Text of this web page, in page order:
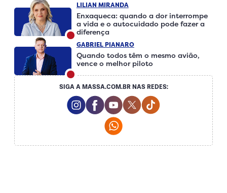
LILIAN MIRANDA
Enxaqueca: quando a dor interrompe
a vida e o autocuidado pode fazer a
diferença
GABRIEL PIANARO
Quando todos têm o mesmo avião,
vence o melhor piloto
SIGA A MASSA.COM.BR NAS REDES:
Instagram Social Media
Facebook Social Media
Youtube Social Media
Twitter Social Media
Tiktok Social
Whatsapp Social Media